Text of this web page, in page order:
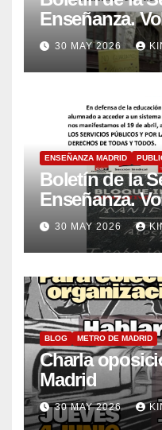
Enseñanza.
30 MAY 2026
ENSEÑANZA MADRID
Boletín de la
Enseñanza.
30 MAY 2026
BLOG METRO DE MADRID
Charla
Madrid
30 MAY 2026